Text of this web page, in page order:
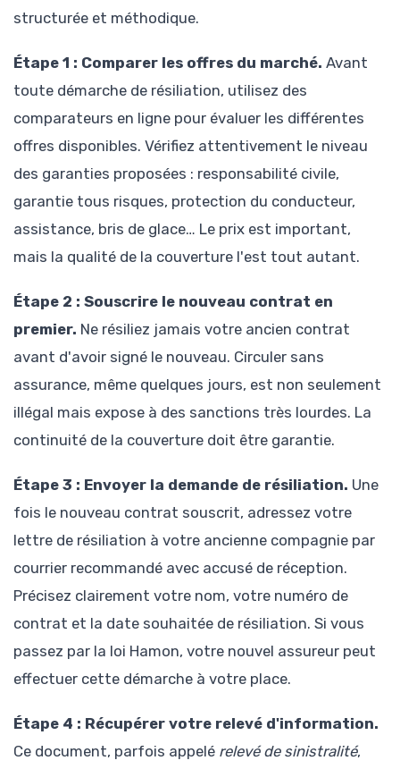
structurée et méthodique.
Étape 1 : Comparer les offres du marché. Avant
toute démarche de résiliation, utilisez des
comparateurs en ligne pour évaluer les différentes
offres disponibles. Vérifiez attentivement le niveau
des garanties proposées : responsabilité civile,
garantie tous risques, protection du conducteur,
assistance, bris de glace… Le prix est important,
mais la qualité de la couverture l'est tout autant.
Étape 2 : Souscrire le nouveau contrat en
premier. Ne résiliez jamais votre ancien contrat
avant d'avoir signé le nouveau. Circuler sans
assurance, même quelques jours, est non seulement
illégal mais expose à des sanctions très lourdes. La
continuité de la couverture doit être garantie.
Étape 3 : Envoyer la demande de résiliation. Une
fois le nouveau contrat souscrit, adressez votre
lettre de résiliation à votre ancienne compagnie par
courrier recommandé avec accusé de réception.
Précisez clairement votre nom, votre numéro de
contrat et la date souhaitée de résiliation. Si vous
passez par la loi Hamon, votre nouvel assureur peut
effectuer cette démarche à votre place.
Étape 4 : Récupérer votre relevé d'information.
Ce document, parfois appelé relevé de sinistralité,